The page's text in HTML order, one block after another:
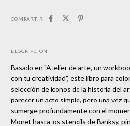
COMPARTIR
DESCRIPCIÓN
Basado en "Atelier de arte, un
con tu creatividad", este libro para
selección de íconos de la historia del
parecer un acto simple, pero una vez
sumerge profundamente con el
Monet hasta los stencils de Banksy,